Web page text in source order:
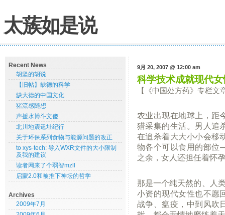
太蔟如是说
Recent News
胡坚的胡说
【旧帖】缺德的科学
缺大德的中国文化
猪流感随想
声援水博斗文傻
北川地震遗址纪行
关于环保系列食物与能源问题的改正
to xys-tech: 导入WXR文件的大小限制
及我的建议
读者网来了个弱智mzll
启蒙2.0和被推下神坛的哲学
Archives
2009年7月
9月 20, 2007 @ 12:00 am
科学技术成就现代女
【《中国处方药》专栏文
农业出现在地球上，距
猎采集的生活。男人追
在追杀着大大小小会移
物各个可以食用的部
之余，女人还担任着怀
那是一个纯天然的、人
小资的现代女性也不愿
战争、瘟疫，中到风吹